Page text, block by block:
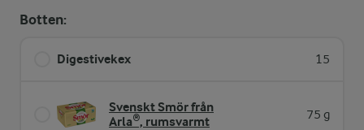
Botten:
Digestivekex 15
Svenskt Smör från
Arla®, rumsvarmt
75 g